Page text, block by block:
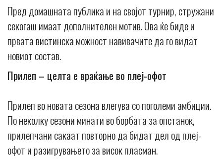
Пред домашната публика и на својот турнир, стружани
секогаш имаат дополнителен мотив. Ова ќе биде и
првата вистинска можност навивачите да го видат
новиот состав.
Прилеп – целта е враќање во плеј-офот
Прилеп во новата сезона влегува со поголеми амбиции.
По неколку сезони минати во борбата за опстанок,
прилепчани сакаат повторно да бидат дел од плеј-
офот и разигрувањето за висок пласман.